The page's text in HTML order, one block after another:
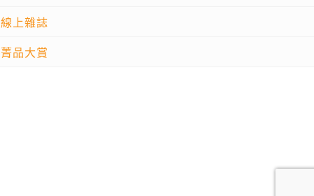
線上雜誌
菁品大賞